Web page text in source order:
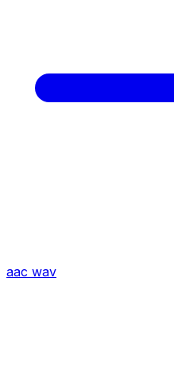
aac wav